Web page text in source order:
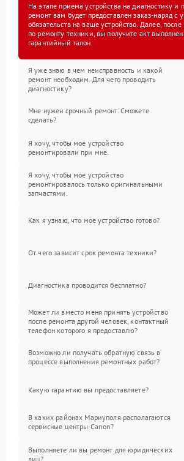
На этапе приема устройства на диагностику и
ремонт вам будет предоставлен заказ-наряд с
обязательств на ваше устройство. Далее,
по ремонту техники, вы получите акт
гарантийный талон.
Я уже знаю в чем неисправность и какой
ремонт необходим. Для чего проводить
диагностику?
Мне нужен срочный ремонт. Сможете
сделать?
Я хочу, чтобы мое устройство
ремонтировали при мне.
Я хочу, чтобы мое устройство
ремонтировалось только оригинальными
запчастями.
Как я узнаю, что мое устройство готово?
От чего зависит срок ремонта техники?
Диагностика проводится бесплатно?
Может ли вместо меня принять устройство
после ремонта другой человек, контактный
телефон которого я предоставлю?
Возможно ли получать обратную связь в
процессе выполнения ремонтных работ?
Какую гарантию вы предоставляете?
В каких районах Мариуполя располагаются
сервисные центры Canon?
Выполняете ли вы ремонт для юридических
лиц?